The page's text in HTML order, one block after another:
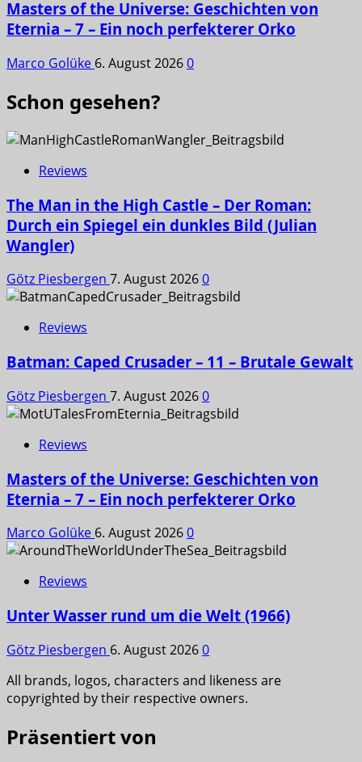
Masters of the Universe: Geschichten von
Eternia – 7 – Ein noch perfekterer Orko
Marco Golüke 6. August 20260
Schon gesehen?
Reviews
The Man in the High Castle – Der Roman:
Durch ein Spiegel ein dunkles Bild (Julian
Wangler)
Götz Piesbergen 7. August 20260
Reviews
Batman: Caped Crusader – 11 – Brutale Gewalt
Götz Piesbergen 7. August 20260
Reviews
Masters of the Universe: Geschichten von
Eternia – 7 – Ein noch perfekterer Orko
Marco Golüke 6. August 20260
Reviews
Unter Wasser rund um die Welt (1966)
Götz Piesbergen 6. August 20260
All brands, logos, characters and likeness are
copyrighted by their respective owners.
Präsentiert von